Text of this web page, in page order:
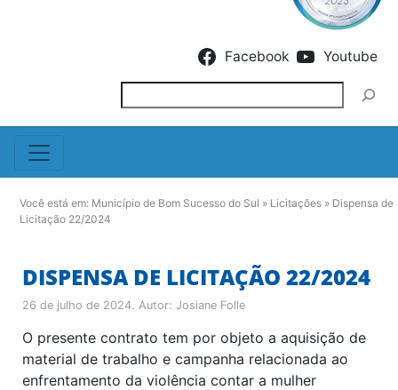
Facebook Youtube
Você está em: Município de Bom Sucesso do Sul » Licitações » Dispensa de
Licitação 22/2024
DISPENSA DE LICITAÇÃO 22/2024
26 de julho de 2024. Autor: Josiane Folle
O presente contrato tem por objeto a aquisição de
material de trabalho e campanha relacionada ao
enfrentamento da violência contar a mulher